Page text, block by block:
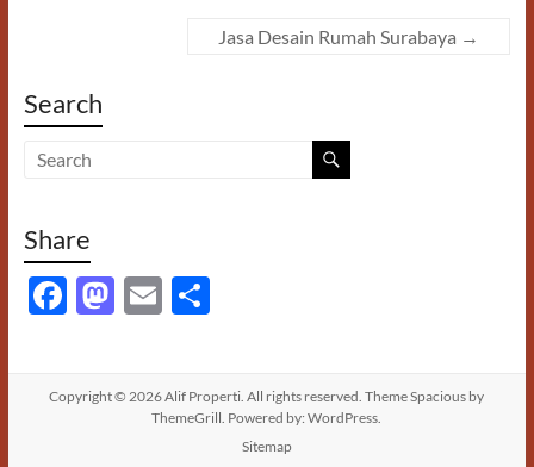
Jasa Desain Rumah Surabaya →
Search
Share
F
b
M
d
E S
e
Copyright © 2026Alif Properti . All rights reserved. ThemeSpacious by
ThemeGrill. Powered by:WordPress
Sitemap